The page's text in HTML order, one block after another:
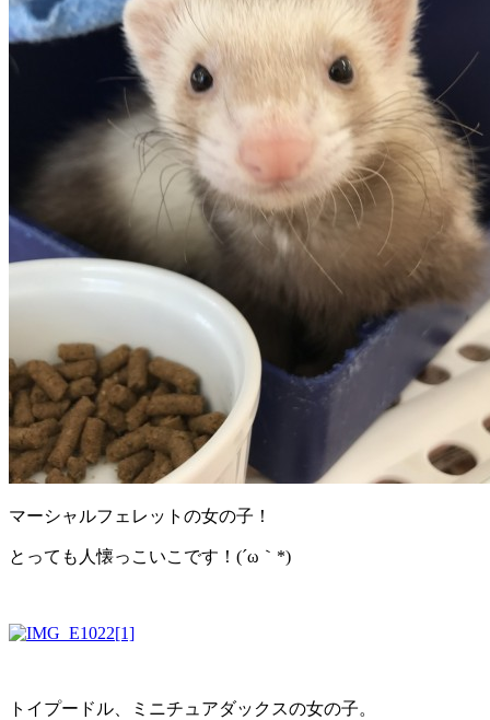
マーシャルフェレットの女の子！
とっても人懐っこいこです！(´ω｀*)
トイプードル、ミニチュアダックスの女の子。